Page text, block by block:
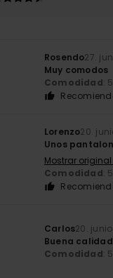
Rosendo27.
Muy comodos
Comodidad: 5
Lorenzo20.
Unos
Mostrar
Comodidad: 5
Carlos20.
Buena
Comodidad: 5